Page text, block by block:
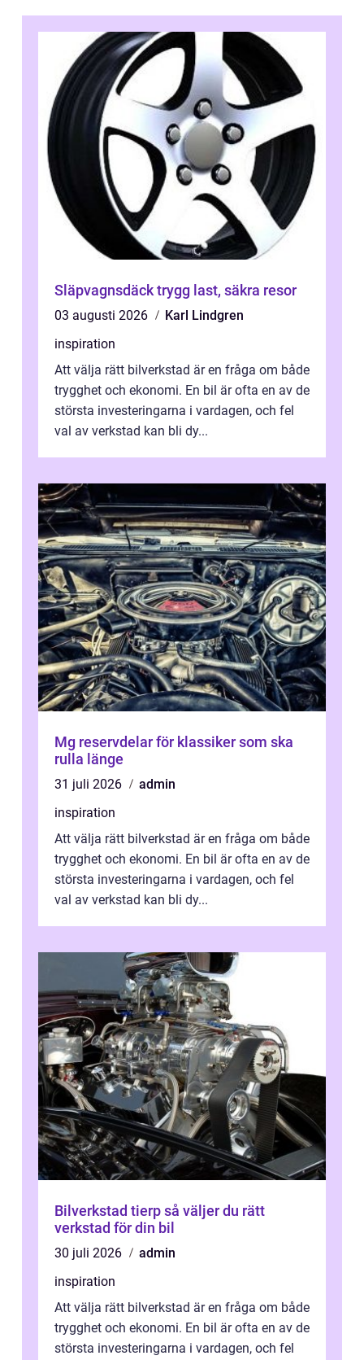
Släpvagnsdäck trygg last, säkra resor
03 augusti 2026
Karl Lindgren
inspiration
Att välja rätt bilverkstad är en fråga om både
trygghet och ekonomi. En bil är ofta en av de
största investeringarna i vardagen, och fel
val av verkstad kan bli dy...
Mg reservdelar för klassiker som ska
rulla länge
31 juli 2026
admin
inspiration
Att välja rätt bilverkstad är en fråga om både
trygghet och ekonomi. En bil är ofta en av de
största investeringarna i vardagen, och fel
val av verkstad kan bli dy...
Bilverkstad tierp så väljer du rätt
verkstad för din bil
30 juli 2026
admin
inspiration
Att välja rätt bilverkstad är en fråga om både
trygghet och ekonomi. En bil är ofta en av de
största investeringarna i vardagen, och fel